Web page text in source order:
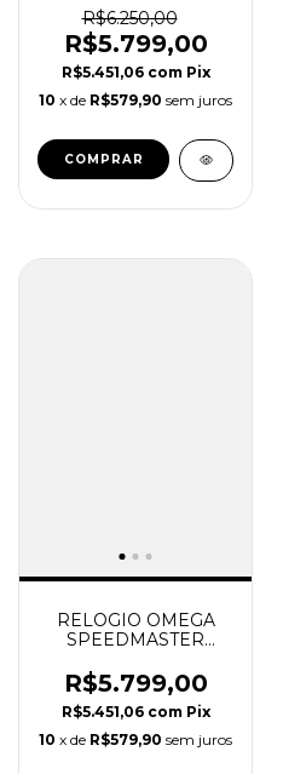
JUBILEE SUPER
CLONE
R$6.250,00
R$5.799,00
R$5.451,06 com Pix
10 x de R$579,90 sem juros
RELOGIO OMEGA
SPEEDMASTER
BRANCO SUPER
CLONE
R$5.799,00
R$5.451,06 com Pix
10 x de R$579,90 sem juros